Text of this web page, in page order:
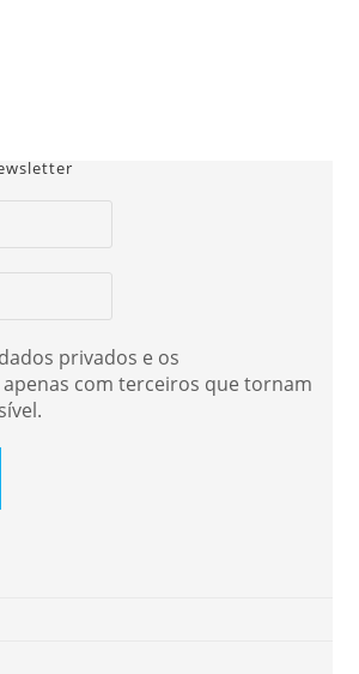
privados e os
com terceiros que tornam